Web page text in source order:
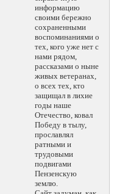
информацию
своими бережно
сохраненными
воспоминаниями о
тех, кого уже нет с
нами рядом,
рассказами о ныне
живых ветеранах,
о всех тех, кто
защищал в лихие
годы наше
Отечество, ковал
Победу в тылу,
прославлял
ратными и
трудовыми
подвигами
Пензенскую
землю.